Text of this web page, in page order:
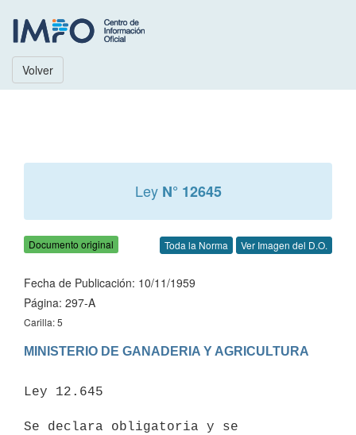
Volver
Ley N° 12645
Documento original Toda la Norma Ver Imagen del D.O.
Fecha de Publicación: 10/11/1959
Página: 297-A
Carilla: 5
MINISTERIO DE GANADERIA Y AGRICULTURA
Ley 12.645
Se declara obligatoria y se